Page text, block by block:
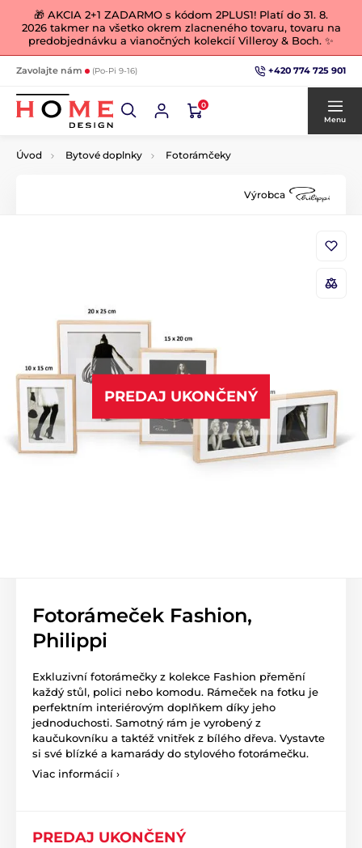
🎁 AKCIA 2+1 ZADARMO s kódom 2PLUS1! Platí do 31. 8.
2026 takmer na všetko okrem zlacneného tovaru, tovaru na
predobjednávku a vianočných kolekcií Villeroy & Boch. ✨
Zavolajte nám (Po-Pi 9-16) +420 774 725 901
0
Menu
Úvod Bytové doplnky Fotorámčeky
Výrobca
PREDAJ UKONČENÝ
Fotorámeček Fashion,
Philippi
Exkluzivní fotorámečky z kolekce Fashion přemění
každý stůl, polici nebo komodu. Rámeček na fotku je
perfektním interiérovým doplňkem díky jeho
jednoduchosti. Samotný rám je vyrobený z
kaučukovníku a taktéž vnitřek z bílého dřeva. Vystavte
si své blízké a kamarády do stylového fotorámečku.
Viac informácií ›
PREDAJ UKONČENÝ